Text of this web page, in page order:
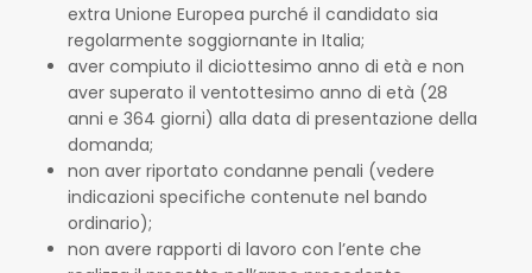
extra Unione Europea purché il candidato sia
regolarmente soggiornante in Italia;
aver compiuto il diciottesimo anno di età e non
aver superato il ventottesimo anno di età (28
anni e 364 giorni) alla data di presentazione della
domanda;
non aver riportato condanne penali (vedere
indicazioni specifiche contenute nel bando
ordinario);
non avere rapporti di lavoro con l’ente che